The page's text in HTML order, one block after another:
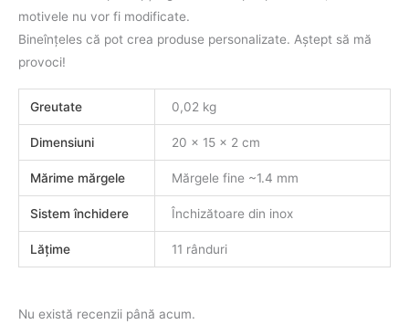
motivele nu vor fi modificate.
Bineînţeles că pot crea produse personalizate. Aştept să mă
provoci!
Greutate 0,02 kg
Dimensiuni 20 × 15 × 2 cm
Mărime mărgele Mărgele fine ~1.4 mm
Sistem închidere Închizătoare din inox
Lăţime 11 rânduri
Nu există recenzii până acum.